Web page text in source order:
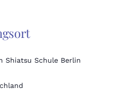
Shiatsu Schule Berlin